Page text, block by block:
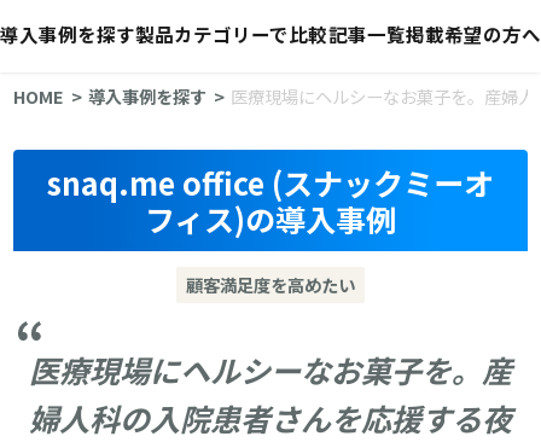
導入事例を探す製品カテゴリーで比較記事一覧掲載希望の方へ
HOME 導入事例を探す 医療現場にヘルシーなお菓子を。産婦
snaq.me office (スナックミーオ
フィス)の導入事例
顧客満足度を高めたい
医療現場にヘルシーなお菓子を。産
婦人科の入院患者さんを応援する夜